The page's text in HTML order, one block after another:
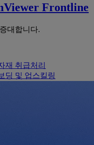
Frontline
대합니다.
재 취급처리
딩 및 업스킬링